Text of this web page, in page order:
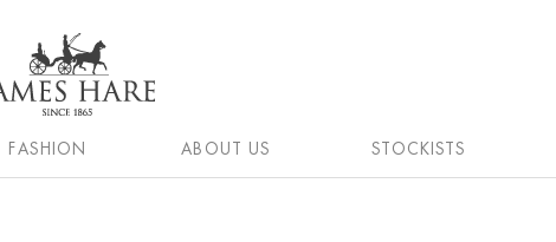
FASHION ABOUT US STOCKISTS